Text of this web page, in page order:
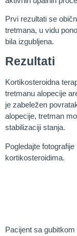
Prvi rezultati se
tretmana, u vidu
bila izgubljena.
Rezultati
Kortikosteroidna
tretmanu alopecije
je zabeležen
alopecije, tretman
stabilizaciji stanja.
Pogledajte
kortikosteroidima.
Pacijent sa